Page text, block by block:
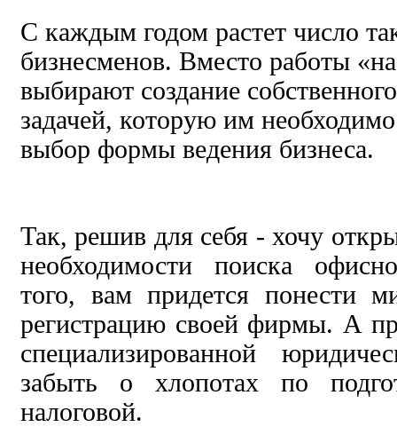
С каждым годом растет число
бизнесменов. Вместо работы
выбирают создание
задачей, которую им
выбор формы ведения бизнеса.
Так, решив для себя - хочу
необходимости поиска
того, вам придется понести
регистрацию своей фирмы. А
специализированной
забыть о хлопотах по
налоговой.